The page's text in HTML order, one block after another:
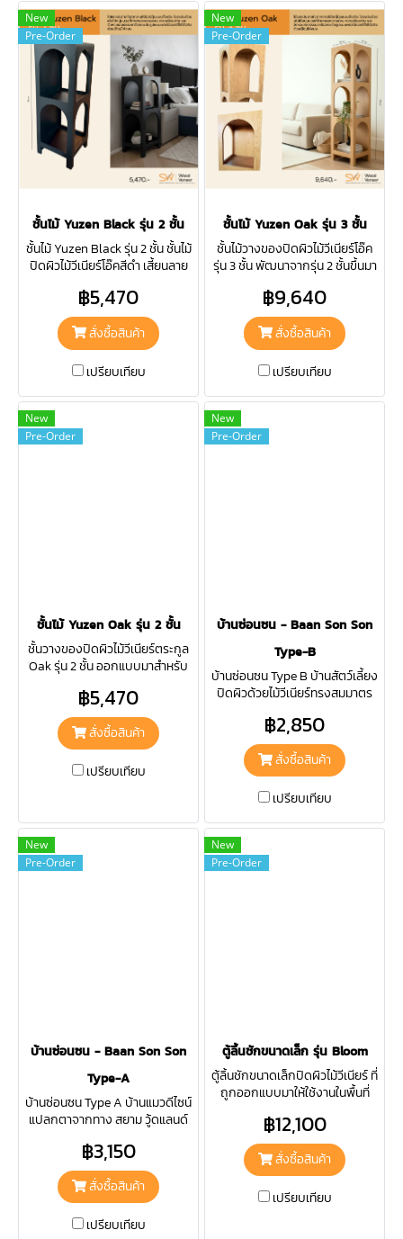
New
Pre-Order
ชั้นไม้ Yuzen Black รุ่น 2 ชั้น
ชั้นไม้ Yuzen Black รุ่น 2 ชั้น ชั้นไม้
ปิดผิวไม้วีเนียร์โอ๊คสีดำ เสี้ยนลาย
สีพิเศษ เข้ากับห้องคุมโทนขาว-ดำ
ได้อย่างลงตัว
฿5,470
สั่งซื้อสินค้า
เปรียบเทียบ
New
Pre-Order
ชั้นไม้ Yuzen Oak รุ่น 3 ชั้น
ชั้นไม้วางของปิดผิวไม้วีเนียร์โอ๊ค
รุ่น 3 ชั้น พัฒนาจากรุ่น 2 ชั้นขึ้นมา
ขึ้น ตอบโจทย์ห้องที่มีพื้นที่จำกัด
฿9,640
สั่งซื้อสินค้า
เปรียบเทียบ
New
Pre-Order
ชั้นไม้ Yuzen Oak รุ่น 2 ชั้น
ชั้นวางของปิดผิวไม้วีเนียร์ตระกูล
Oak รุ่น 2 ชั้น ออกแบบมาสำหรับ
สมุดหรือของต่าง ๆ ได้อย่างลงตัว
฿5,470
สั่งซื้อสินค้า
เปรียบเทียบ
New
Pre-Order
บ้านซ่อนซน - Baan Son Son
Type-B
บ้านซ่อนซน Type B บ้านสัตว์เลี้ยง
ปิดผิวด้วยไม้วีเนียร์ทรงสมมาตร
ของน้องที่หน้าบ้านได้ แข็งแรง
ปลอดภัย ใช้งานได้ยาวนาน
฿2,850
สั่งซื้อสินค้า
เปรียบเทียบ
New
Pre-Order
บ้านซ่อนซน - Baan Son Son
Type-A
บ้านซ่อนซน Type A บ้านแมวดีไซน์
แปลกตาจากทาง สยาม วู้ดแลนด์
แข็งแรงและสวยงาม ปิดผิวด้วยไม้
วีเนียร์ตัดสีดำอันเป็นเอกลักษณ์
฿3,150
สั่งซื้อสินค้า
เปรียบเทียบ
New
Pre-Order
ตู้ลิ้นชักขนาดเล็ก รุ่น Bloom
ตู้ลิ้นชักขนาดเล็กปิดผิวไม้วีเนียร์ ที่
ถูกออกแบบมาให้ใช้งานในพื้นที่
สำหรับใช้เป็นตู้ข้างเตียง หรือใต้โต๊ะ
ทำงาน ฯลฯ
฿12,100
สั่งซื้อสินค้า
เปรียบเทียบ